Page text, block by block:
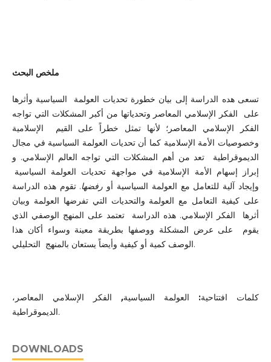
ملخص البحث
تسعى هده الدراسة إلى بيان خطورة تحديات العولمة السياسية وأثرها
على الفكر الإسلامي المعاصر وتحدياتها من أكبر المشكلات التي تواجه
الفكر الإسلامي المعاصر؛ لأنها تمثل خطراً على القيم الإسلامية
وخصوصيات الأمة الإسلامية كما أن تحديات العولمة السياسية في مجال
الديموقراطية تعد من أهم المشكلات التي تواجه العالم الإسلامي. و
إبراز إسهام الأمة الإسلامية في مواجهة تحديات العولمة السياسية
وإيجاد آلية للتعامل مع العولمة السياسية أو رفضها. تقوم هذه الدراسة
على كيفية التعامل مع العولمة والتحديات التي تفرضها العولمة وبيان
أثرها
الفكر الإسلامي. هذه الدراسة
تعتمد على المنهج الوصفي الذي
يقوم
على عرض المشكلة ووصفها بطريقة معينة وسواء أكان هذا
الوصف كمية أو كيفية وأيضاً يستعان بالمنهجالتحليلي.
كلمات افتتاحية: العولمة السياسية, الفكر الإسلامي المعاصر،
الديموقراطية.
DOWNLOADS